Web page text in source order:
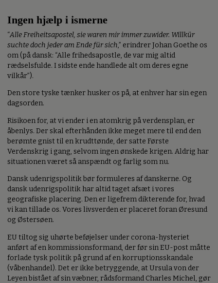
Ingen hjælp i ismerne
“Alle Freiheitsapostel, sie waren mir immer zuwider. Willkür
suchte doch jeder am Ende für sich,” erindrer Johan Goethe os
om (på dansk: “Alle frihedsapostle, de var mig altid
rædselsfulde. I sidste ende handlede alt om deres egne
vilkår”).
Den store tyske tænker husker os på, at enhver har sin egen
dagsorden.
Risikoen for, at vi ender i en atomkrig på verdensplan, er
åbenlys. Der skal efterhånden ikke meget mere til end den
berømte gnist til en krudttønde, der satte Første
Verdenskrig i gang, selvom ingen ønskede krigen. Aldrig har
situationen været så anspændt og farlig som nu.
Dansk udenrigspolitik bør formuleres af danskerne. Og
dansk udenrigspolitik har altid taget afsæt i vores
geografiske placering. Den er ligefrem dikterende for, hvad
vi kan tillade os. Vores livsverden er placeret foran Øresund
og Østersøen.
EU tiltog sig uhørte beføjelser under corona-hysteriet
anført af en kommissionsformand, der før sin EU-post måtte
forlade tysk politik på grund af en korruptionsskandale
(våbenhandel). Det er ikke betryggende, at Ursula von der
Leyen bistået af sin væbner, rådsformand Charles Michel, gør